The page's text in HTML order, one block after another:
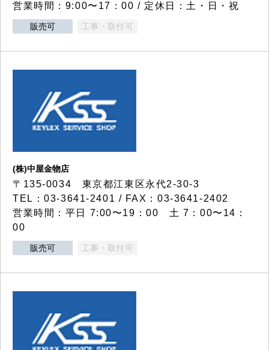
営業時間：9:00〜17：00 / 定休日：土・日・祝
販売可 工事・取付可
(株)中屋金物店
〒135-0034 東京都江東区永代2-30-3
TEL：03-3641-2401 / FAX：03-3641-2402
営業時間：平日 7:00〜19：00 土 7：00〜14：
00
販売可 工事・取付可